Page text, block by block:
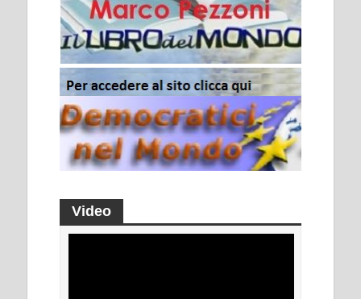
Video